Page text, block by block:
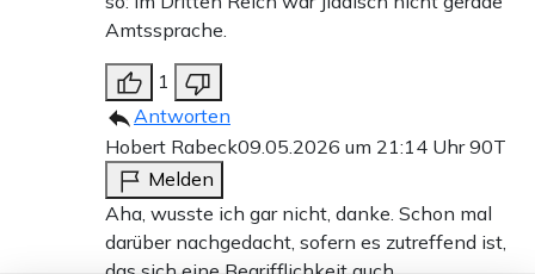
Amtssprache.
1
Antworten
Hobert Rabeck09.05.2026 um 21:14 Uhr90T
Melden
Aha, wusste ich gar nicht, danke. Schon mal
darüber nachgedacht, sofern es zutreffend ist,